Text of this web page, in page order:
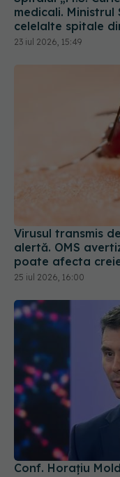
medicali.
celelalte spitale
23 iul 2026, 15:49
Virusul transmis
alertă. OMS
poate afecta
25 iul 2026, 16:00
Conf. Horațiu